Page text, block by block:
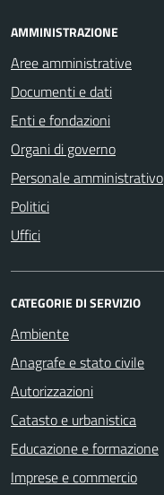
AMMINISTRAZIONE
Aree amministrative
Documenti e dati
Enti e fondazioni
Organi di governo
Personale amministrativo
Politici
Uffici
CATEGORIE DI SERVIZIO
Ambiente
Anagrafe e stato civile
Autorizzazioni
Catasto e urbanistica
Educazione e formazione
Imprese e commercio